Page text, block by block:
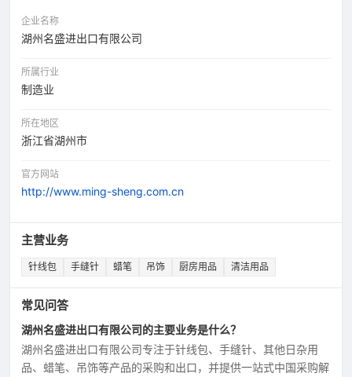
企业名称
湖州名盛进出口有限公司
所属行业
制造业
所在地区
浙江省湖州市
官方网站
http://www.ming-sheng.com.cn
主营业务
针线包 手缝针 蜡笔 吊饰 厨房用品 清洁用品
常见问答
湖州名盛进出口有限公司的主要业务是什么？
湖州名盛进出口有限公司专注于针线包、手缝针、其他日杂用
品、蜡笔、吊饰等产品的采购和出口，并提供一站式中国采购解